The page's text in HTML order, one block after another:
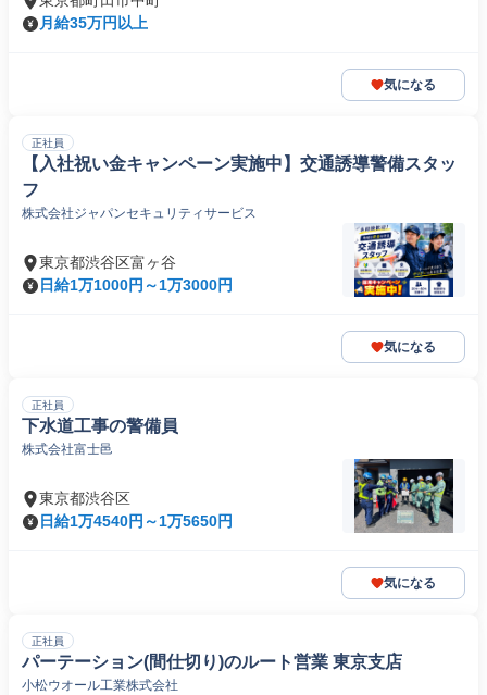
月給35万円以上
気になる
正社員
【入社祝い金キャンペーン実施中】交通誘導警備スタッ
フ
株式会社ジャパンセキュリティサービス
東京都渋谷区富ヶ谷
日給1万1000円～1万3000円
気になる
正社員
下水道工事の警備員
株式会社富士邑
東京都渋谷区
日給1万4540円～1万5650円
気になる
正社員
パーテーション(間仕切り)のルート営業 東京支店
小松ウオール工業株式会社